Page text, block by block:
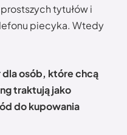
tytułów i
piecyka. Wtedy
osób, które chcą
traktują jako
do kupowania